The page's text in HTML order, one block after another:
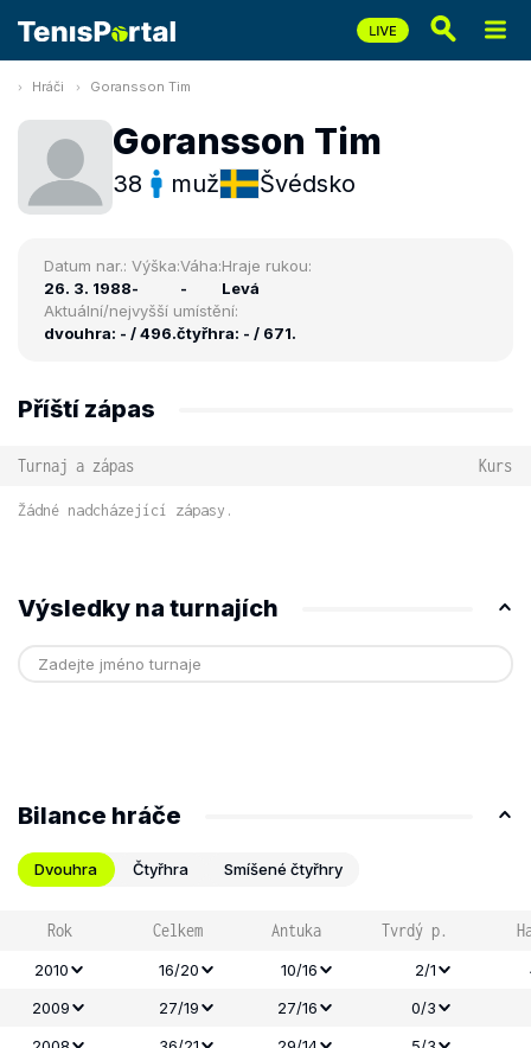
Hráči Goransson Tim
Goransson Tim
38 muž Švédsko
Datum nar.:
26. 3. 1988
Výška:
-
Váha:
-
Hraje rukou:
Levá
Aktuální/nejvyšší umístění:
dvouhra: - / 496.čtyřhra: - / 671.
Příští zápas
Turnaj a zápas Kurs
Žádné nadcházející zápasy.
Výsledky na turnajích
Bilance hráče
Dvouhra Čtyřhra Smíšené čtyřhry
Rok Celkem Antuka Tvrdý p.
2010 16/20 10/16 2/1
2009
27/19 27/16
0/3